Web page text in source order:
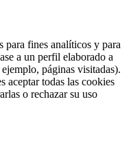
para fines analíticos y para
a un perfil elaborado a
páginas visitadas).
aceptar todas las cookies
o rechazar su uso